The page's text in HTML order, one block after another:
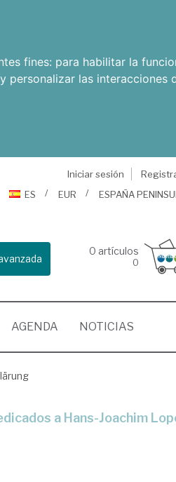
fines: para habilitar la
personalizar las interacciones
Iniciar sesión
ES
EUR ESPAÑA
0 artículos
0
AGENDA NOTICIAS
a Hans-Joachim